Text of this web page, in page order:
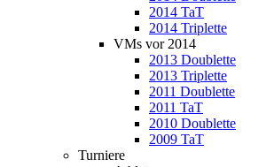
2014 TaT
2014 Triplette
VMs vor 2014
2013 Doublette
2013 Triplette
2011 Doublette
2011 TaT
2010 Doublette
2009 TaT
Turniere